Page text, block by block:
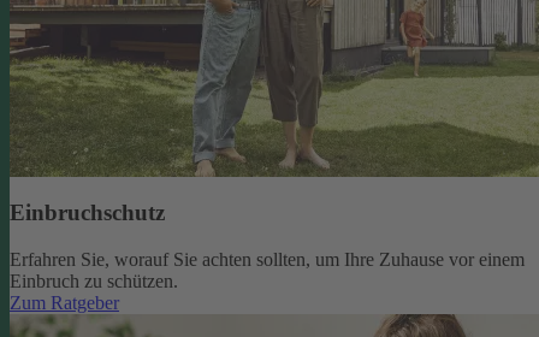
Einbruchschutz
Erfahren Sie, worauf Sie achten sollten, um Ihre Zuhause vor einem
Einbruch zu schützen.
Zum Ratgeber